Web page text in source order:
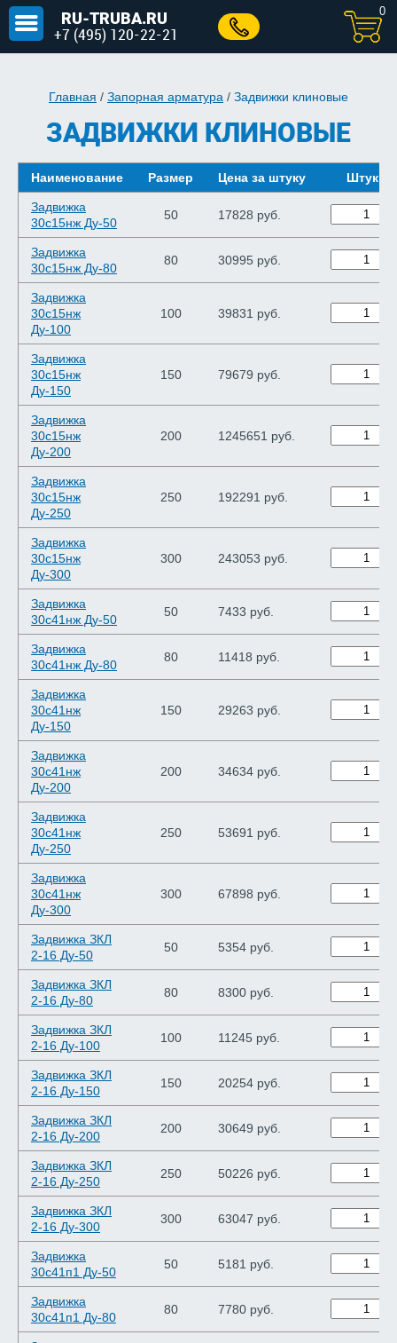
RU-TRUBA.RU
+7 (495) 120-22-21
0
Главная / Запорная арматура / Задвижки клиновые
ЗАДВИЖКИ КЛИНОВЫЕ
Наименование Размер Цена за штуку Штуки
Задвижка
30с15нж Ду-50
50 17828 руб.
Задвижка
30с15нж Ду-80
80 30995 руб.
Задвижка
30с15нж
Ду-100
100 39831 руб.
Задвижка
30с15нж
Ду-150
150 79679 руб.
Задвижка
30с15нж
Ду-200
200 1245651 руб.
Задвижка
30с15нж
Ду-250
250 192291 руб.
Задвижка
30с15нж
Ду-300
300 243053 руб.
Задвижка
30с41нж Ду-50
50 7433 руб.
Задвижка
30с41нж Ду-80
80 11418 руб.
Задвижка
30с41нж
Ду-150
150 29263 руб.
Задвижка
30с41нж
Ду-200
200 34634 руб.
Задвижка
30с41нж
Ду-250
250 53691 руб.
Задвижка
30с41нж
Ду-300
300 67898 руб.
Задвижка ЗКЛ
2-16 Ду-50
50 5354 руб.
Задвижка ЗКЛ
2-16 Ду-80
80 8300 руб.
Задвижка ЗКЛ
2-16 Ду-100
100 11245 руб.
Задвижка ЗКЛ
2-16 Ду-150
150 20254 руб.
Задвижка ЗКЛ
2-16 Ду-200
200 30649 руб.
Задвижка ЗКЛ
2-16 Ду-250
250 50226 руб.
Задвижка ЗКЛ
2-16 Ду-300
300 63047 руб.
Задвижка
30с41п1 Ду-50
50 5181 руб.
Задвижка
30с41п1 Ду-80
80 7780 руб.